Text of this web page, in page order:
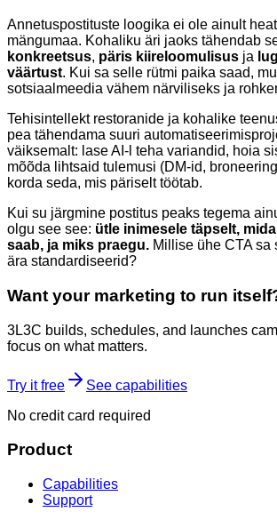
Annetuspostituste loogika ei ole ainult
mängumaa. Kohaliku äri jaoks tähendab
konkreetsus, päris kiireloomulisus ja
väärtust. Kui sa selle rütmi paika saad,
sotsiaalmeedia vähem närviliseks ja
Tehisintellekt restoranide ja kohalike
pea tähendama suuri
väiksemalt: lase AI-l teha variandid, hoia
mõõda lihtsaid tulemusi (DM-id,
korda seda, mis päriselt töötab.
Kui su järgmine postitus peaks tegema
olgu see see: ütle inimesele täpselt,
saab, ja miks praegu. Millise ühe CTA sa
ära standardiseerid?
Want your marketing to run
3L3C builds, schedules, and launches
focus on what matters.
Try it free
See capabilities
No credit card required
Product
Capabilities
Support